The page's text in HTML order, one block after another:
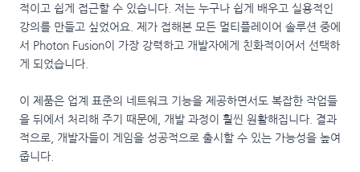
적이고 쉽게 접근할 수 있습니다. 저는 누구나 쉽게 배우고 실용적인
강의를 만들고 싶었어요. 제가 접해본 모든 멀티플레이어 솔루션 중에
서 Photon Fusion이 가장 강력하고 개발자에게 친화적이어서 선택하
게 되었습니다.
이 제품은 업계 표준의 네트워크 기능을 제공하면서도 복잡한 작업들
을 뒤에서 처리해 주기 때문에, 개발 과정이 훨씬 원활해집니다. 결과
적으로, 개발자들이 게임을 성공적으로 출시할 수 있는 가능성을 높여
줍니다.